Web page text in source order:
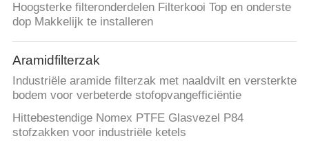
CONTACTEER
ONS
NIEUWS
VERZOEK
Hoogsterke filteronderdelen Filterkooi Top en onderste
dop Makkelijk te installeren
Aramidfilterzak
Industriële aramide filterzak met naaldvilt en versterkte
bodem voor verbeterde stofopvangefficiëntie
Hittebestendige Nomex PTFE Glasvezel P84
stofzakken voor industriële ketels